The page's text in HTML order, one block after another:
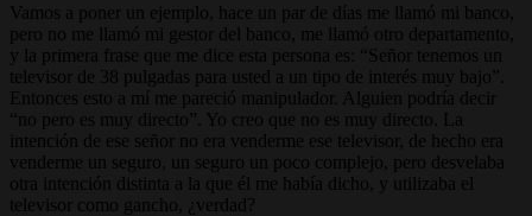
Vamos a poner un ejemplo, hace un par de días me llamó mi banco,
pero no me llamó mi gestor del banco, me llamó otro departamento,
y la primera frase que me dice esta persona es: “Señor tenemos un
televisor de 38 pulgadas para usted a un tipo de interés muy bajo”.
Entonces esto a mí me pareció manipulador. Alguien podría decir
“no pero es muy directo”. Yo creo que no es muy directo. La
intención de ese señor no era venderme ese televisor, de hecho era
venderme un seguro, un seguro un poco complejo, pero desvelaba
otra intención distinta a la que él me había dicho, y utilizaba el
televisor como gancho, ¿verdad?